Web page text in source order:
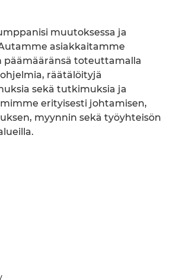
muutoksessa ja
asiakkaitamme
päämääränsä toteuttamalla
räätälöityjä
sekä tutkimuksia ja
erityisesti johtamisen,
myynnin sekä työyhteisön